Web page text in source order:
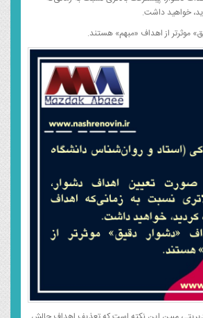
خواهید داشت.
موثرتر از اهداف «مبهم» هستند.